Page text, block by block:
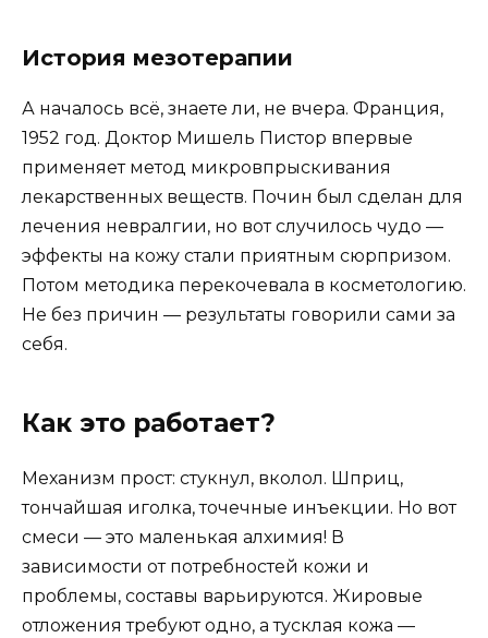
История мезотерапии
А началось всё, знаете ли, не вчера. Франция,
1952 год. Доктор Мишель Пистор впервые
применяет метод микровпрыскивания
лекарственных веществ. Почин был сделан для
лечения невралгии, но вот случилось чудо —
эффекты на кожу стали приятным сюрпризом.
Потом методика перекочевала в косметологию.
Не без причин — результаты говорили сами за
себя.
Как это работает?
Механизм прост: стукнул, вколол. Шприц,
тончайшая иголка, точечные инъекции. Но вот
смеси — это маленькая алхимия! В
зависимости от потребностей кожи и
проблемы, составы варьируются. Жировые
отложения требуют одно, а тусклая кожа —